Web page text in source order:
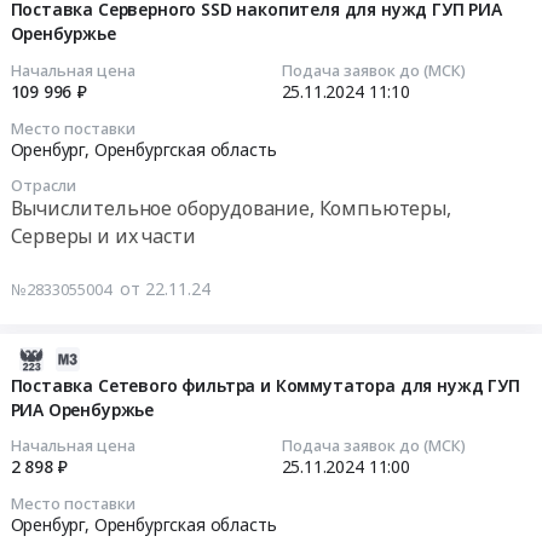
Поставка Серверного SSD накопителя для нужд ГУП РИА
Оренбуржье
Начальная цена
109 996 ₽
Подача заявок до (МСК)
25.11.2024 11:10
Место поставки
Оренбург, Оренбургская область
Отрасли
Вычислительное оборудование, Компьютеры,
Серверы и их части
№2833055004 от 22.11.24
Поставка Сетевого фильтра и Коммутатора для нужд ГУП
РИА Оренбуржье
Начальная цена
2 898 ₽
Подача заявок до (МСК)
25.11.2024 11:00
Место поставки
Оренбург, Оренбургская область